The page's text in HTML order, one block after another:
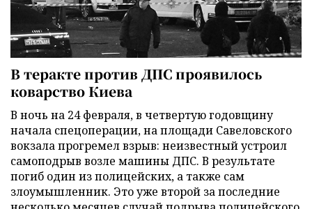
В теракте против ДПС проявилось
коварство Киева
В ночь на 24 февраля, в четвертую годовщину
начала спецоперации, на площади Савеловского
вокзала прогремел взрыв: неизвестный устроил
самоподрыв возле машины ДПС. В результате
погиб один из полицейских, а также сам
злоумышленник. Это уже второй за последние